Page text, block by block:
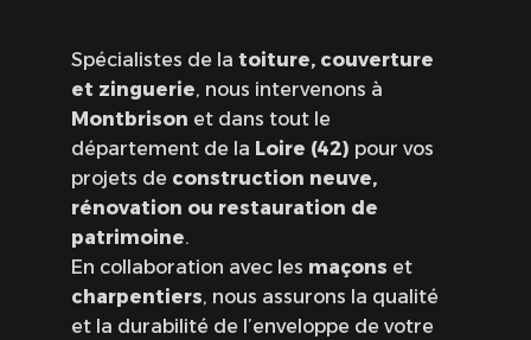
Spécialistes de la toiture, couverture
et zinguerie, nous intervenons à
Montbrison et dans tout le
département de la Loire (42) pour vos
projets de construction neuve,
rénovation ou restauration de
patrimoine.
En collaboration avec les maçons et
charpentiers, nous assurons la qualité
et la durabilité de l’enveloppe de votre